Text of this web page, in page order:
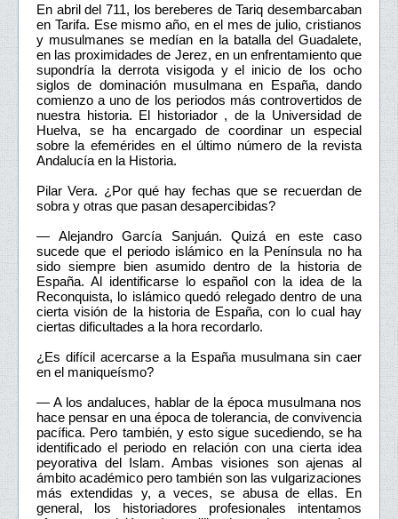
En abril del 711, los bereberes de Tariq desembarcaban
en Tarifa. Ese mismo año, en el mes de julio, cristianos
y musulmanes se medían en la batalla del Guadalete,
en las proximidades de Jerez, en un enfrentamiento que
supondría la derrota visigoda y el inicio de los ocho
siglos de dominación musulmana en España, dando
comienzo a uno de los periodos más controvertidos de
nuestra historia. El historiador , de la Universidad de
Huelva, se ha encargado de coordinar un especial
sobre la efemérides en el último número de la revista
Andalucía en la Historia.
Pilar Vera. ¿Por qué hay fechas que se recuerdan de
sobra y otras que pasan desapercibidas?
— Alejandro García Sanjuán. Quizá en este caso
sucede que el periodo islámico en la Península no ha
sido siempre bien asumido dentro de la historia de
España. Al identificarse lo español con la idea de la
Reconquista, lo islámico quedó relegado dentro de una
cierta visión de la historia de España, con lo cual hay
ciertas dificultades a la hora recordarlo.
¿Es difícil acercarse a la España musulmana sin caer
en el maniqueísmo?
— A los andaluces, hablar de la época musulmana nos
hace pensar en una época de tolerancia, de convivencia
pacífica. Pero también, y esto sigue sucediendo, se ha
identificado el periodo en relación con una cierta idea
peyorativa del Islam. Ambas visiones son ajenas al
ámbito académico pero también son las vulgarizaciones
más extendidas y, a veces, se abusa de ellas. En
general, los historiadores profesionales intentamos